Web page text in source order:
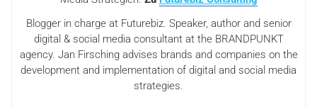
Blogger in charge at Futurebiz. Speaker, author and senior
digital & social media consultant at the BRANDPUNKT
agency. Jan Firsching advises brands and companies on the
development and implementation of digital and social media
strategies.